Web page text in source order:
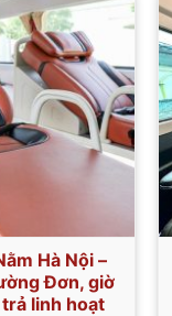
Hà Nội –
Đơn, giờ
linh hoạt